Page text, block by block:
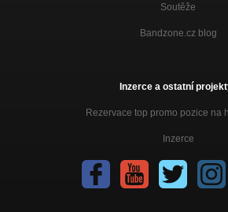
Soutěže
Bandzone.cz blog
Inzerce a ostatní
Rezervace top promo pozice na
Inzerce